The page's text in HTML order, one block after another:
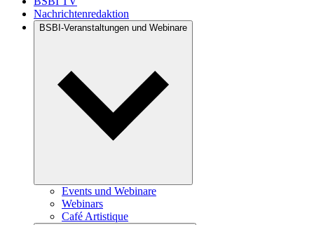
Nachrichtenredaktion
BSBI-Veranstaltungen und Webinare
Events und Webinare
Webinars
Café Artistique